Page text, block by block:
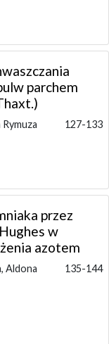
parchem
127-133
przez
w
azotem
Aldona
135-144